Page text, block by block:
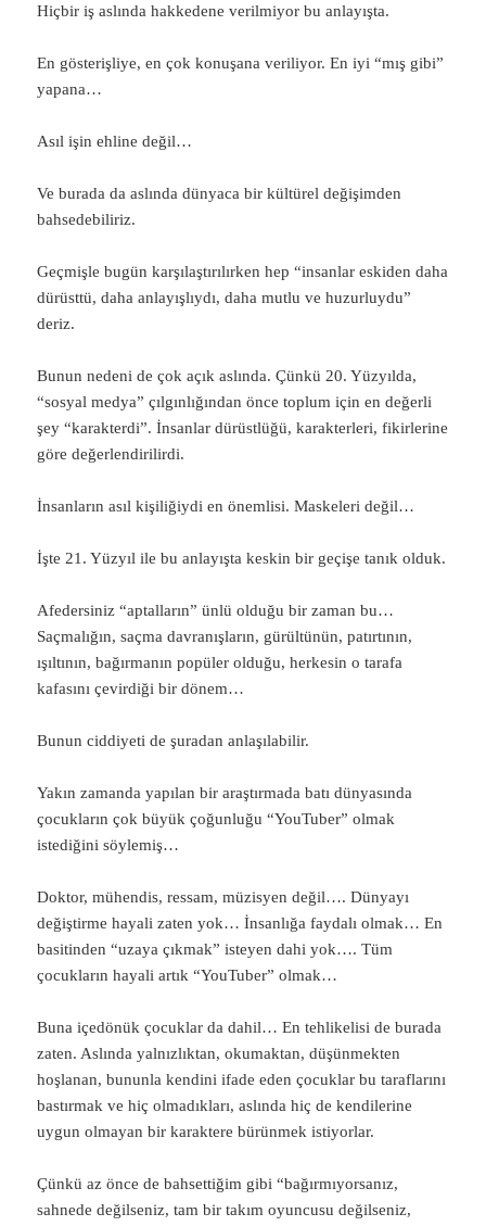
Hiçbir iş aslında hakkedene verilmiyor bu anlayışta.
En gösterişliye, en çok konuşana veriliyor. En iyi “mış gibi”
yapana…
Asıl işin ehline değil…
Ve burada da aslında dünyaca bir kültürel değişimden
bahsedebiliriz.
Geçmişle bugün karşılaştırılırken hep “insanlar eskiden daha
dürüsttü, daha anlayışlıydı, daha mutlu ve huzurluydu”
deriz.
Bunun nedeni de çok açık aslında. Çünkü 20. Yüzyılda,
“sosyal medya” çılgınlığından önce toplum için en değerli
şey “karakterdi”. İnsanlar dürüstlüğü, karakterleri, fikirlerine
göre değerlendirilirdi.
İnsanların asıl kişiliğiydi en önemlisi. Maskeleri değil…
İşte 21. Yüzyıl ile bu anlayışta keskin bir geçişe tanık olduk.
Afedersiniz “aptalların” ünlü olduğu bir zaman bu…
Saçmalığın, saçma davranışların, gürültünün, patırtının,
ışıltının, bağırmanın popüler olduğu, herkesin o tarafa
kafasını çevirdiği bir dönem…
Bunun ciddiyeti de şuradan anlaşılabilir.
Yakın zamanda yapılan bir araştırmada batı dünyasında
çocukların çok büyük çoğunluğu “YouTuber” olmak
istediğini söylemiş…
Doktor, mühendis, ressam, müzisyen değil…. Dünyayı
değiştirme hayali zaten yok… İnsanlığa faydalı olmak… En
basitinden “uzaya çıkmak” isteyen dahi yok…. Tüm
çocukların hayali artık “YouTuber” olmak…
Buna içedönük çocuklar da dahil… En tehlikelisi de burada
zaten. Aslında yalnızlıktan, okumaktan, düşünmekten
hoşlanan, bununla kendini ifade eden çocuklar bu taraflarını
bastırmak ve hiç olmadıkları, aslında hiç de kendilerine
uygun olmayan bir karaktere bürünmek istiyorlar.
Çünkü az önce de bahsettiğim gibi “bağırmıyorsanız,
sahnede değilseniz, tam bir takım oyuncusu değilseniz,